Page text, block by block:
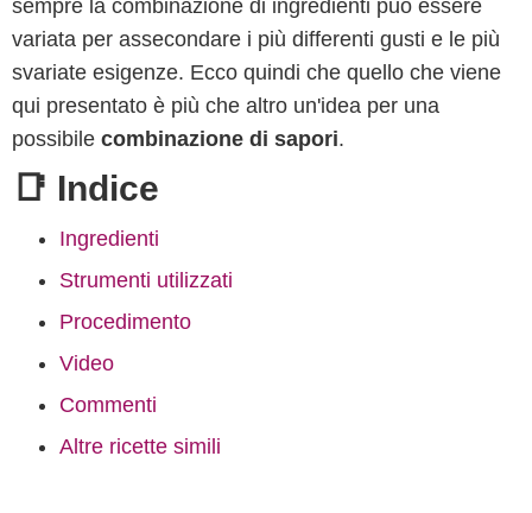
sempre la combinazione di ingredienti può essere
variata per assecondare i più differenti gusti e le più
svariate esigenze. Ecco quindi che quello che viene
qui presentato è più che altro un'idea per una
possibile combinazione di sapori.
📑 Indice
Ingredienti
Strumenti utilizzati
Procedimento
Video
Commenti
Altre ricette simili